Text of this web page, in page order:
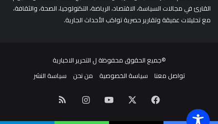
القارئ في مجالات السياسة، الاقتصاد، الرياضة، التكنولوجيا، الصحة، والثقافة،
مع تحليلات عميقة وتقارير حصرية تواكب الأحداث الجارية.
©جميع الحقوق محفوظة ل التحرير الاخبارية
تواصل معنا
سياسة الخصوصية من نحن سياسة النشر
فيسبوك ‫YouTubeانستقرامملخص